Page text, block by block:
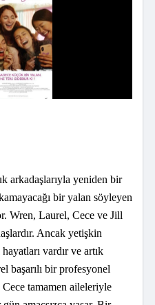
arkadaşlarıyla yeniden bir
bir yalan söyleyen
Wren, Laurel, Cece ve Jill
Ancak yetişkin
vardır ve artık
başarılı bir profesyonel
tamamen aileleriyle